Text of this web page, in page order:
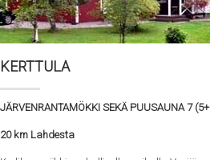
KERTTULA
JÄRVENRANTAMÖKKI SEKÄ PUUSAUNA 7
20 km Lahdesta